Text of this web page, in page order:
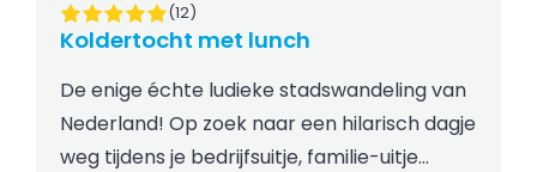
Koldertocht met lunch
(12)
De enige échte ludieke stadswandeling van
Nederland! Op zoek naar een hilarisch dagje
weg tijdens je bedrijfsuitje, familie-uitje…